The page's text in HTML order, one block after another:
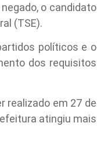
o candidato
(TSE).
políticos e o
dos requisitos
realizado em 27 de
atingiu mais